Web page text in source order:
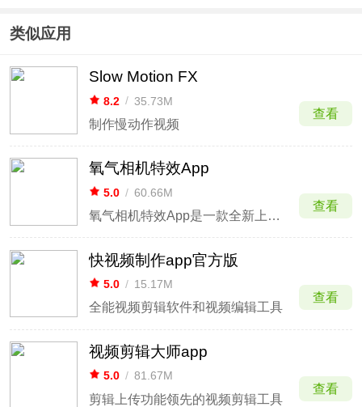
类似应用
Slow Motion FX
8.2 / 35.73M
制作慢动作视频
查看
氧气相机特效App
5.0 / 60.66M
氧气相机特效App是一款全新上线的图片编辑软件，提供上百种滤镜可以使用，强大的图片编辑效果，轻松制作想要的质感大片。软件中拥有多种风格编辑功能全部免费使用，轻松美化手机内照片，还有大量优质素材，让图片视频处理更省心。
查看
快视频制作app官方版
5.0 / 15.17M
全能视频剪辑软件和视频编辑工具
查看
视频剪辑大师app
5.0 / 81.67M
剪辑上传功能领先的视频剪辑工具
查看